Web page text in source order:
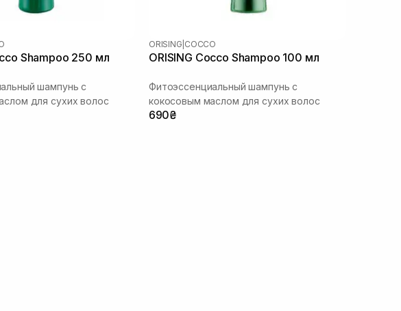
Shampoo 250 мл
шампунь с
для сухих волос
ORISING COCCO
ORISING Cocco Shampoo 100 мл
Фитоэссенциальный шампунь с
кокосовым маслом для сухих волос
690₴